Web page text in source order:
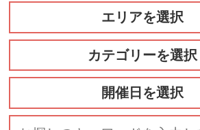
エリアを選択
カテゴリーを選択
開催日を選択